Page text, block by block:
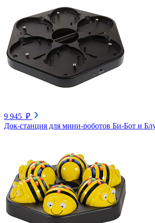
9 945 ₽
Док-станция для мини-роботов Би-Бот и